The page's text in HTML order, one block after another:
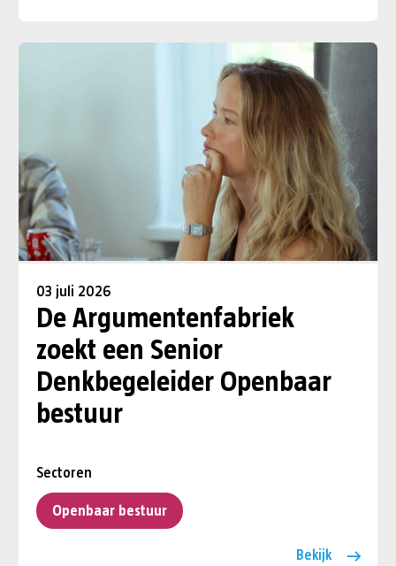
03 juli 2026
De Argumentenfabriek
zoekt een Senior
Denkbegeleider Openbaar
bestuur
Sectoren
Openbaar bestuur
Bekijk